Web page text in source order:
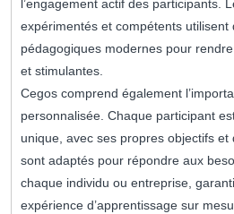
l’engagement actif des participants.
expérimentés et compétents utilisent
pédagogiques modernes pour
et stimulantes.
Cegos comprend également
personnalisée. Chaque participant
unique, avec ses propres objectifs
sont adaptés pour répondre aux
chaque individu ou entreprise,
expérience d’apprentissage sur